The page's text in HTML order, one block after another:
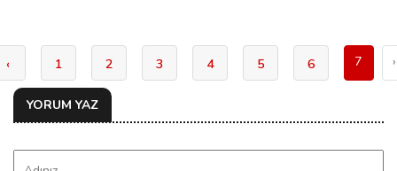
‹ 1 2 3 4 5 6 7 ›
YORUM YAZ